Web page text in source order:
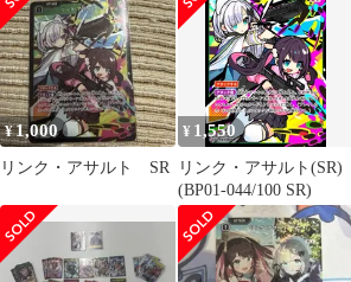
¥1,000
リンク・アサルト SR
¥ 1,550
リンク・アサルト(SR)
(BP01-044/100 SR)